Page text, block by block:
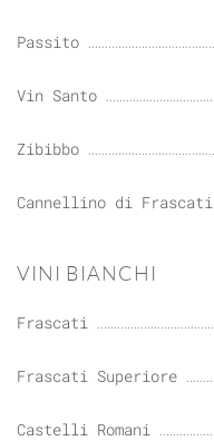
Passito
Vin Santo
Zibibbo
Cannellino di Frascati
VINI BIANCHI
Frascati
Frascati Superiore
Castelli Romani